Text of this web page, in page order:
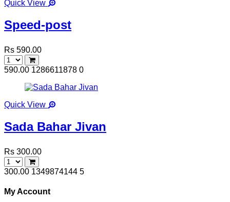
Quick View
Speed-post
Rs 590.00
590.00 1286611878 0
Quick View
Sada Bahar Jivan
Rs 300.00
300.00 1349874144 5
My Account